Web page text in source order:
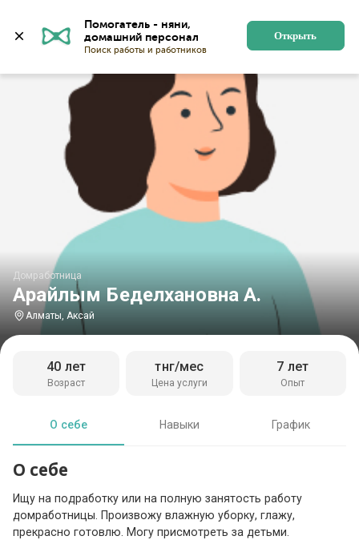
Помогатель - няни,
Поиск работы и работников
Открыть
Арайлым Беделхановна А.
Домработница
Алматы, Аксай
Возраст
40 лет
Цена услуги
тнг/мес
Опыт
7 лет
О себе Навыки График
О себе
Ищу на подработку или на полную занятость работу
домработницы. Произвожу влажную уборку, глажу,
прекрасно готовлю. Могу присмотреть за детьми.